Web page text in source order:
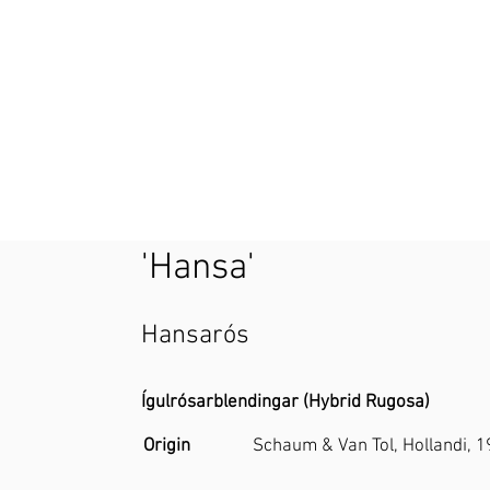
'Hansa'
Hansarós
Ígulrósarblendingar (Hybrid Rugosa)
Origin
Schaum & Van Tol, Hollandi,